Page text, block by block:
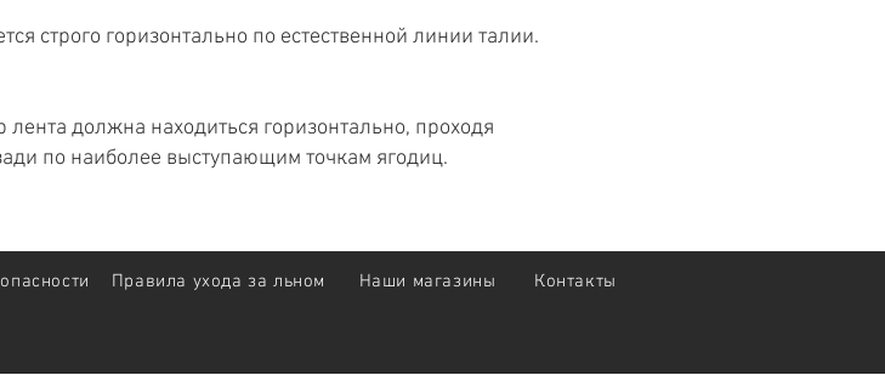
строго горизонтально по естественной линии талии.
должна находиться горизонтально, проходя
по наиболее выступающим точкам ягодиц.
Правила ухода за льном Наши магазины Контакты